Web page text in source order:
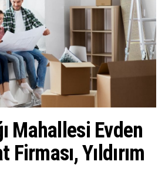
t
i
r
Mahallesi Evden
Yıldırım